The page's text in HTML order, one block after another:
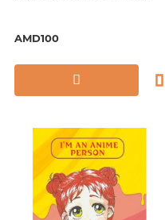
AMD100